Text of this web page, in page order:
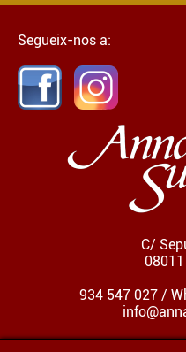
Segueix-nos a:
C/
934 547 027 /